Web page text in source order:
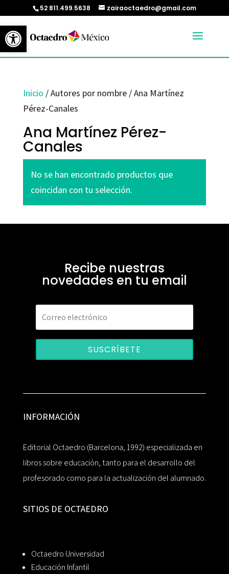
Abrir barra de herramientas
52 811.499.5638 zairaoctaedro@gmail.com
Inicio / Autores por nombre / Ana Martínez
Pérez-Canales
Ana Martínez Pérez-
Canales
No se han encontrado productos que
coincidan con tu selección.
Recibe nuestras
novedades en tu email
SUSCRÍBETE
INFORMACIÓN
Editorial Octaedro (Barcelona, 1992) especializada en
libros sobre educación, tanto para el desarrollo del
profesorado como para la actualización del alumnado.
SITIOS DE OCTAEDRO
Octaedro Universidad
Educación Infantil